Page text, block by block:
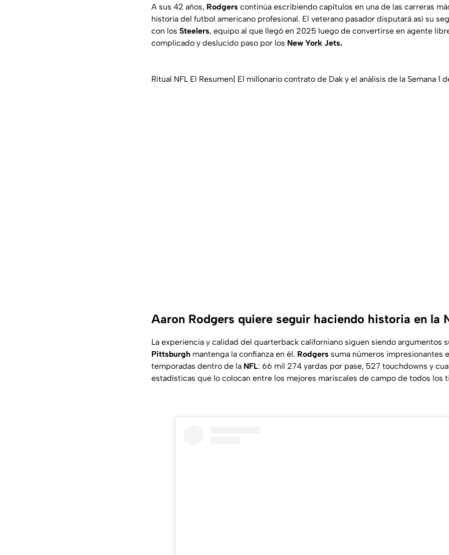
A sus 42 años, Rodgers continúa escribiendo capítulos en una de las carreras
historia del futbol americano profesional. El veterano pasador disputará así su
con los Steelers, equipo al que llegó en 2025 luego de convertirse en agente
complicado y deslucido paso por los New York Jets.
Ritual NFL El Resumen| El millonario contrato de Dak y el análisis de la Semana 1
Aaron Rodgers quiere seguir haciendo historia en la
La experiencia y calidad del quarterback californiano siguen siendo argumentos
Pittsburgh mantenga la confianza en él. Rodgers suma números impresionantes
temporadas dentro de la NFL: 66 mil 274 yardas por pase, 527 touchdowns y
estadísticas que lo colocan entre los mejores mariscales de campo de todos los